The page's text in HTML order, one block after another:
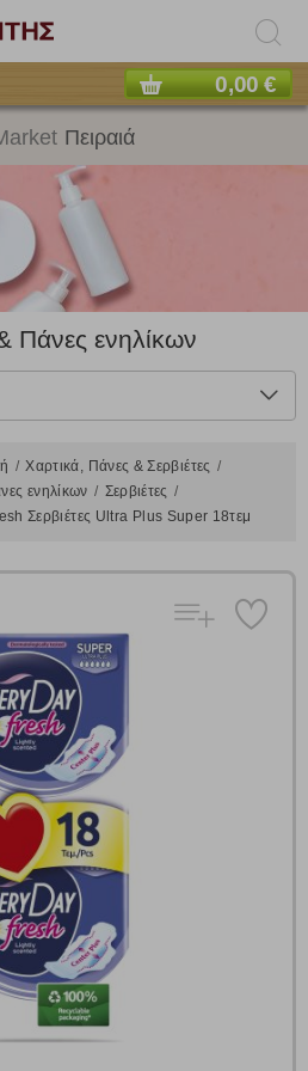
0,00 €
Πειραιά
Πάνες ενηλίκων
Χαρτικά, Πάνες & Σερβιέτες
ενηλίκων
Σερβιέτες
Σερβιέτες Ultra Plus Super 18τεμ